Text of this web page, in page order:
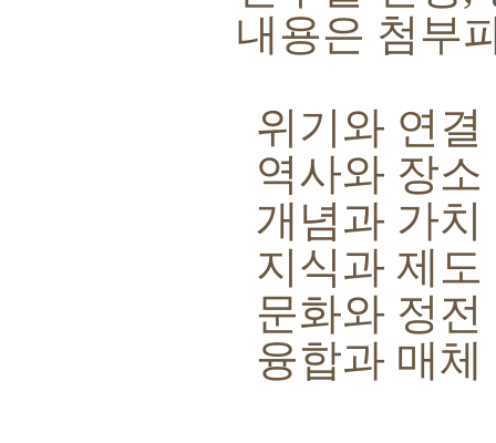
내용은 첨부
위기와 연결
역사와 장소
개념과 가치
지식과 제도
문화와 정전
융합과 매체